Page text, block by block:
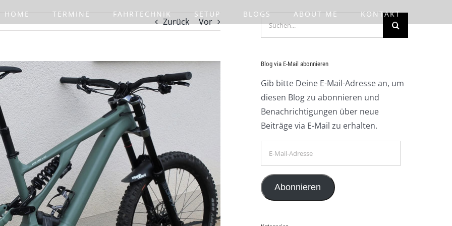
HOME TERMINE FAHRTECHNIK SETUP BLOGS ABOUT ME KONTAKT
Zurück Vor
Suche
Blog via E-Mail abonnieren
Gib bitte Deine E-Mail-Adresse an, um
diesen Blog zu abonnieren und
Benachrichtigungen über neue
Beiträge via E-Mail zu erhalten.
Adresse
Abonnieren